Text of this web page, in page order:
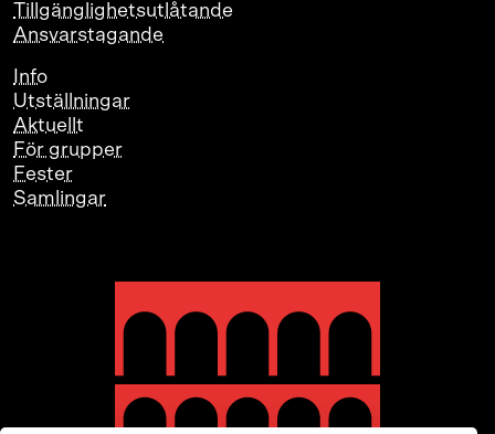
Tillgänglighetsutlåtande
Ansvarstagande
Info
Utställningar
Aktuellt
För grupper
Fester
Samlingar